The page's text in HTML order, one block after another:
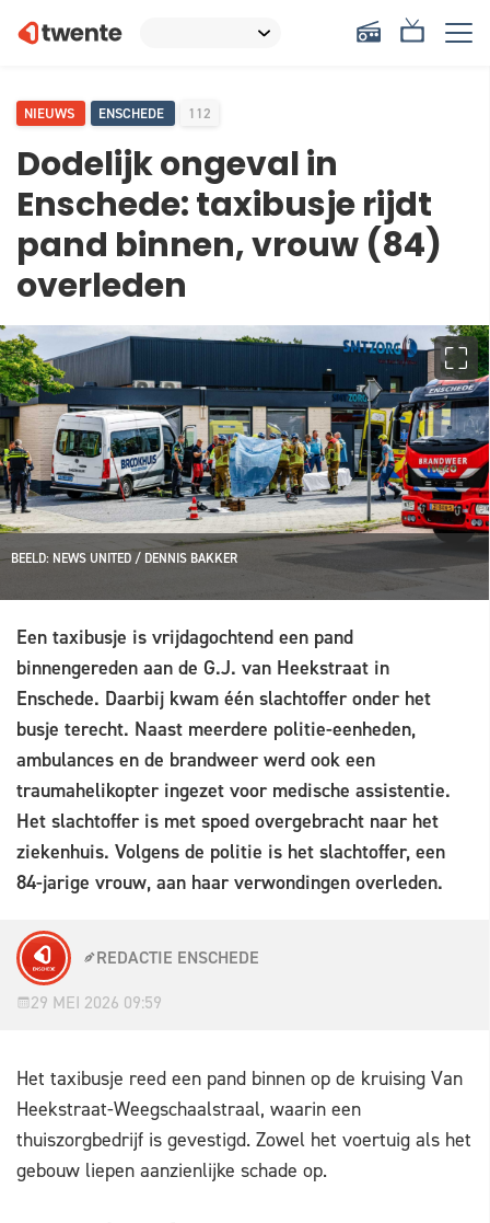
NIEUWS ENSCHEDE 112
Dodelijk ongeval in
Enschede: taxibusje rijdt
pand binnen, vrouw (84)
overleden
BEELD: NEWS UNITED / DENNIS BAKKER
Een taxibusje is vrijdagochtend een pand
binnengereden aan de G.J. van Heekstraat in
Enschede. Daarbij kwam één slachtoffer onder het
busje terecht. Naast meerdere politie-eenheden,
ambulances en de brandweer werd ook een
traumahelikopter ingezet voor medische assistentie.
Het slachtoffer is met spoed overgebracht naar het
ziekenhuis. Volgens de politie is het slachtoffer, een
84-jarige vrouw, aan haar verwondingen overleden.
REDACTIE ENSCHEDE
29 MEI 2026 09:59
Het taxibusje reed een pand binnen op de kruising Van
Heekstraat-Weegschaalstraal, waarin een
thuiszorgbedrijf is gevestigd. Zowel het voertuig als het
gebouw liepen aanzienlijke schade op.